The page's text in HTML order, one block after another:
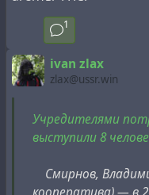
1
ivan zlax
zlax@ussr.win
Учредителями
выступили 8
Смирнов,